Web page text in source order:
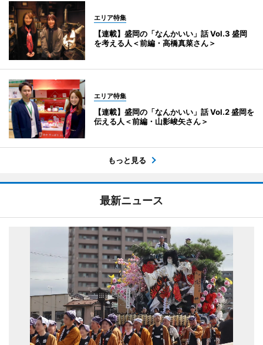
エリア特集
【連載】盛岡の「なんかいい」話 Vol.3 盛岡
を考える人＜前編・高橋真菜さん＞
エリア特集
【連載】盛岡の「なんかいい」話 Vol.2 盛岡を
伝える人＜前編・山影峻矢さん＞
もっと見る
最新ニュース